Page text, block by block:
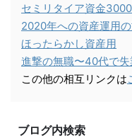
セミリタイア資金
2020年への資産運用
ほったらかし資産用
進撃の無職〜40代で
この他の相互リンクは
ブログ内検索